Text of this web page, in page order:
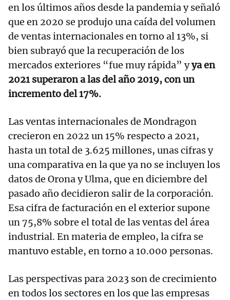
en los últimos años desde la pandemia y señaló
que en 2020 se produjo una caída del volumen
de ventas internacionales en torno al 13%, si
bien subrayó que la recuperación de los
mercados exteriores “fue muy rápida” yya en
2021 superaron a las del año 2019, con un
incremento del 17%.
Las ventas internacionales de Mondragon
crecieron en 2022 un 15% respecto a 2021,
hasta un total de 3.625 millones, unas cifras y
una comparativa en la que ya no se incluyen los
datos de Orona y Ulma, que en diciembre del
pasado año decidieron salir de la corporación.
Esa cifra de facturación en el exterior supone
un 75,8% sobre el total de las ventas del área
industrial. En materia de empleo, la cifra se
mantuvo estable, en torno a 10.000 personas.
Las perspectivas para 2023 son de crecimiento
en todos los sectores en los que las empresas